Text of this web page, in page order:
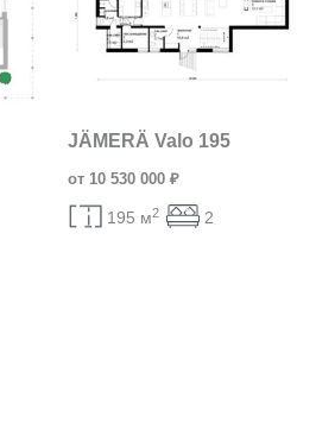
JÄMERÄ Valo 195
от 10 530 000 ₽
195 м2 2